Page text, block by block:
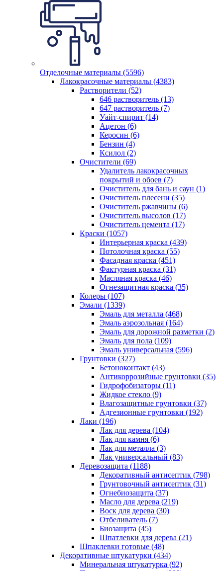
Отделочные материалы (5596)
Лакокрасочные материалы (4383)
Растворители (52)
646 растворитель (13)
647 растворитель (7)
Уайт-спирит (14)
Ацетон (6)
Керосин (6)
Бензин (4)
Ксилол (2)
Очистители (69)
Удалитель лакокрасочных
покрытий и обоев (7)
Очиститель для бань и саун (1)
Очиститель плесени (35)
Очиститель ржавчины (6)
Очиститель высолов (17)
Очиститель цемента (17)
Краски (1057)
Интерьерная краска (439)
Потолочная краска (55)
Фасадная краска (451)
Фактурная краска (31)
Масляная краска (46)
Огнезащитная краска (35)
Колеры (107)
Эмали (1339)
Эмаль для металла (468)
Эмаль аэрозольная (164)
Эмаль для дорожной разметки (2)
Эмаль для пола (109)
Эмаль универсальная (596)
Грунтовки (327)
Бетоноконтакт (43)
Антикоррозийные грунтовки (35)
Гидрофобизаторы (11)
Жидкое стекло (9)
Влагозащитные грунтовки (37)
Адгезионные грунтовки (192)
Лаки (196)
Лак для дерева (104)
Лак для камня (6)
Лак для металла (3)
Лак универсальный (83)
Деревозащита (1188)
Декоративный антисептик (798)
Грунтовочный антисептик (31)
Огнебиозащита (37)
Масло для дерева (219)
Воск для дерева (30)
Отбеливатель (7)
Биозащита (45)
Шпатлевки для дерева (21)
Шпаклевки готовые (48)
Декоративные штукатурки (434)
Минеральная штукатурка (92)